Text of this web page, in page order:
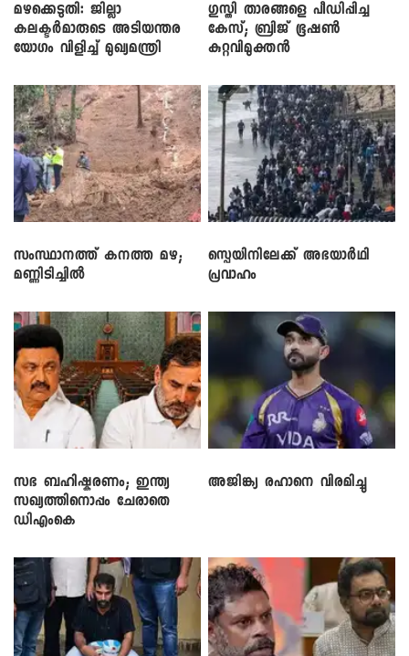
മഴക്കെടുതി: ജില്ലാ
കലക്ടർമാരുടെ അടിയന്തര
യോഗം വിളിച്ച് മുഖ്യമന്ത്രി
​ഗുസ്തി താരങ്ങളെ പീഡിപ്പിച്ച
കേസ്; ബ്രിജ് ഭൂഷൺ
കുറ്റവിമുക്തൻ
സംസ്ഥാനത്ത് കനത്ത മഴ;
മണ്ണിടിച്ചിൽ
സ്പെയിനിലേക്ക് അഭയാർഥി
പ്രവാഹം
സഭ ബഹിഷ്കരണം; ഇന്ത്യ
സഖ്യത്തിനൊപ്പം ചേരാതെ
ഡിഎംകെ
അജിങ്ക്യ രഹാനെ വിരമിച്ചു